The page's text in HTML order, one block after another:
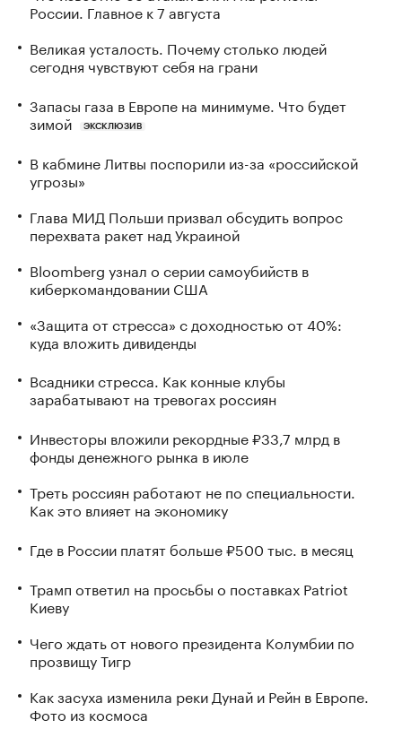
России. Главное к 7 августа
Великая усталость. Почему столько людей
сегодня чувствуют себя на грани
Запасы газа в Европе на минимуме. Что будет
зимой
ЭКСКЛЮЗИВ
В кабмине Литвы поспорили из-за «российской
угрозы»
Глава МИД Польши призвал обсудить вопрос
перехвата ракет над Украиной
Bloomberg узнал о серии самоубийств в
киберкомандовании США
«Защита от стресса» с доходностью от 40%:
куда вложить дивиденды
Всадники стресса. Как конные клубы
зарабатывают на тревогах россиян
Инвесторы вложили рекордные ₽33,7 млрд в
фонды денежного рынка в июле
Треть россиян работают не по специальности.
Как это влияет на экономику
Где в России платят больше ₽500 тыс. в месяц
Трамп ответил на просьбы о поставках Patriot
Киеву
Чего ждать от нового президента Колумбии по
прозвищу Тигр
Как засуха изменила реки Дунай и Рейн в Европе.
Фото из космоса